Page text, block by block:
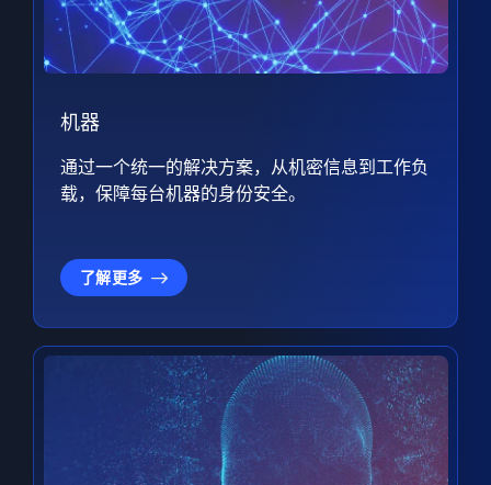
机器
通过一个统一的解决方案，从机密信息到工作负
载，保障每台机器的身份安全。
了解更多